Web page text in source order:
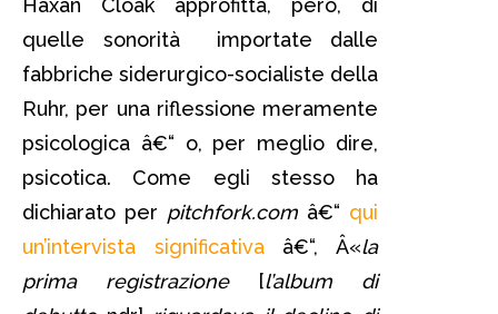
Haxan Cloak approfitta, però, di
quelle sonorità importate dalle
fabbriche siderurgico-socialiste della
Ruhr, per una riflessione meramente
psicologica â€“ o, per meglio dire,
psicotica. Come egli stesso ha
dichiarato per pitchfork.com â€“ qui
un’intervista significativaâ€“, Â«la
prima registrazione [l’album di